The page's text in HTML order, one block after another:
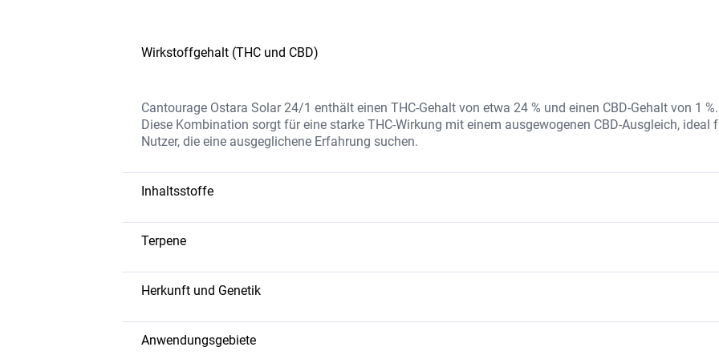
Wirkstoffgehalt (THC und CBD)
Cantourage Ostara Solar 24/1 enthält einen THC-Gehalt von etwa 24 % und einen CBD-Gehalt von 1 %.
Diese Kombination sorgt für eine starke THC-Wirkung mit einem ausgewogenen CBD-Ausgleich, ideal
Nutzer, die eine ausgeglichene Erfahrung suchen.
Inhaltsstoffe
Die Blüten bestehen aus einer hohen THC-Konzentration und einer ausgewogenen Mischung aus CBD
Terpenen. Cantourage Ostara Solar 24/1 wird ohne Zusatzstoffe hergestellt, um eine reine und
Terpene
Limonen: Frische Zitrusnoten, die die Stimmung aufhellen.
Myrcen: Fördert Entspannung und hilft bei der Schmerzlinderung.
Herkunft und Genetik
Cantourage Ostara Solar 24/1 ist eine Hybrid-Sorte, die aus ausgewählten Genetiken hervorgegangen
Diese Sorte zeichnet sich durch ihre ausgeglichene Wirkung und ihr frisches, zitrusartiges Aroma aus.
Anwendungsgebiete